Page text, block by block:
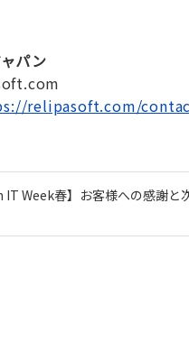
パン
relipasoft.com/
IT Week春】お客様への感謝と